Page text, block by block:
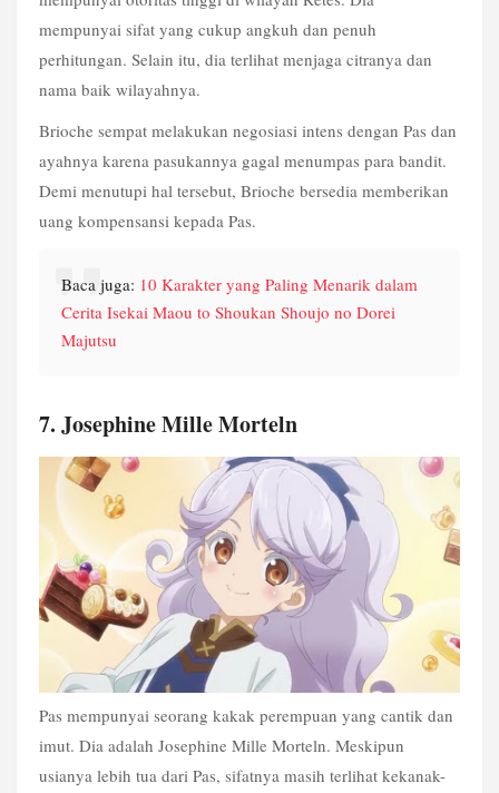
mempunyai sifat yang cukup angkuh dan penuh
perhitungan. Selain itu, dia terlihat menjaga citranya dan
nama baik wilayahnya.
Brioche sempat melakukan negosiasi intens dengan Pas dan
ayahnya karena pasukannya gagal menumpas para bandit.
Demi menutupi hal tersebut, Brioche bersedia memberikan
uang kompensansi kepada Pas.
Baca juga: 10 Karakter yang Paling Menarik dalam
Cerita Isekai Maou to Shoukan Shoujo no Dorei
Majutsu
7. Josephine Mille Morteln
Pas mempunyai seorang kakak perempuan yang cantik dan
imut. Dia adalah Josephine Mille Morteln. Meskipun
usianya lebih tua dari Pas, sifatnya masih terlihat kekanak-